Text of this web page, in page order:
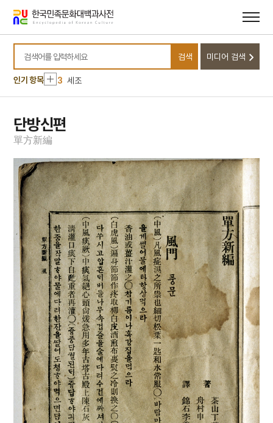
바로가기
바로가기
검색어를 입력하세요
검색 미디어 검색
인기 항목
10
1 금성대군
2 구선복
3 세조
4 세종
5
6
8
김성일
9
넋건지기굿
10
대구 동화사 마애여래 좌상
1 금성대군
2 구선복
3 세조
4 세종
5 한국광복군
6
계백 장군 유적전승지
7 국학
8 김성일
9 넋건지기굿
10
대구 동화사 마애여래 좌상
단방신편
單方新編